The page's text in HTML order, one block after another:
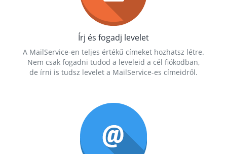
Írj és fogadj levelet
A MailService-en teljes értékű címeket hozhatsz létre.
Nem csak fogadni tudod a leveleid a cél fiókodban,
de írni is tudsz levelet a MailService-es címeidről.